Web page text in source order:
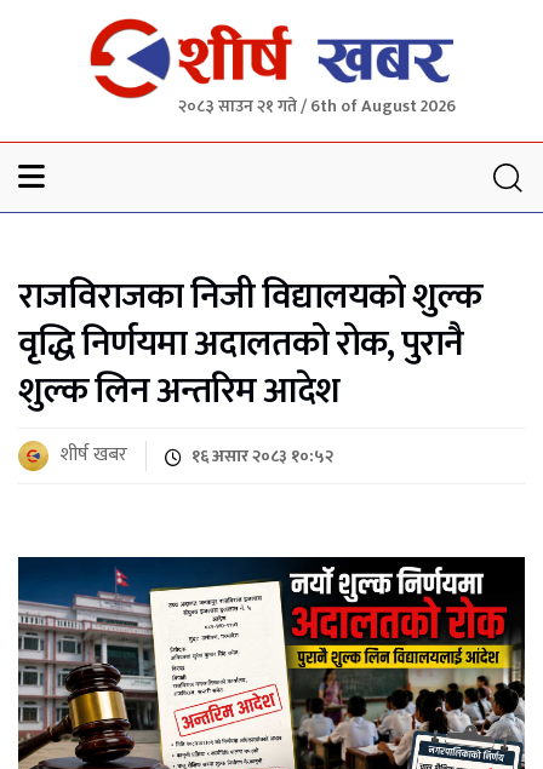
२०८३ साउन २१ गते / 6th of August 2026
राजविराजका निजी विद्यालयको शुल्क
वृद्धि निर्णयमा अदालतको रोक, पुरानै
शुल्क लिन अन्तरिम आदेश
शीर्ष खबर १६ असार २०८३ १०:५२